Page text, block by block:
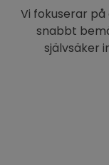
Vi fokuserar
snabbt
självsäker